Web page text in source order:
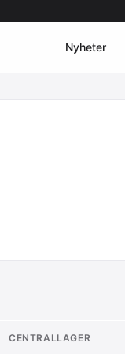
Nyheter
CENTRALLAGER